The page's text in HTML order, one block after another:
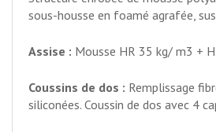
sous-housse en foamé agrafée,
Assise : Mousse HR 35 kg/ m3 +
Coussins de dos : Remplissage
siliconées. Coussin de dos avec 4